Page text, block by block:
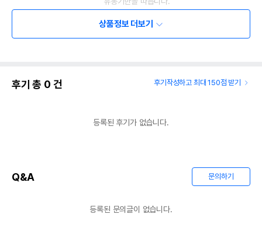
상품정보 더보기
후기 총 0 건 후기작성하고 최대 150점 받기
등록된 후기가 없습니다.
Q&A 문의하기
등록된 문의글이 없습니다.